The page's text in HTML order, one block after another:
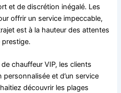
et de discrétion inégalé. Les
offrir un service impeccable,
est à la hauteur des attentes
prestige.
chauffeur VIP, les clients
et d’un service
découvrir les plages